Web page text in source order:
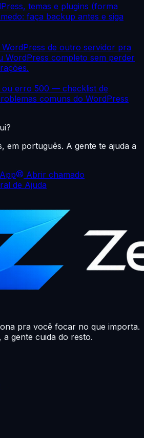
temas e plugins (forma
faça backup antes e siga
de outro servidor pra
WordPress completo sem perder
erro 500 — checklist de
comuns do WordPress
em português. A gente te ajuda a
Abrir chamado
de Ajuda
pra você focar no que importa.
a gente cuida do resto.